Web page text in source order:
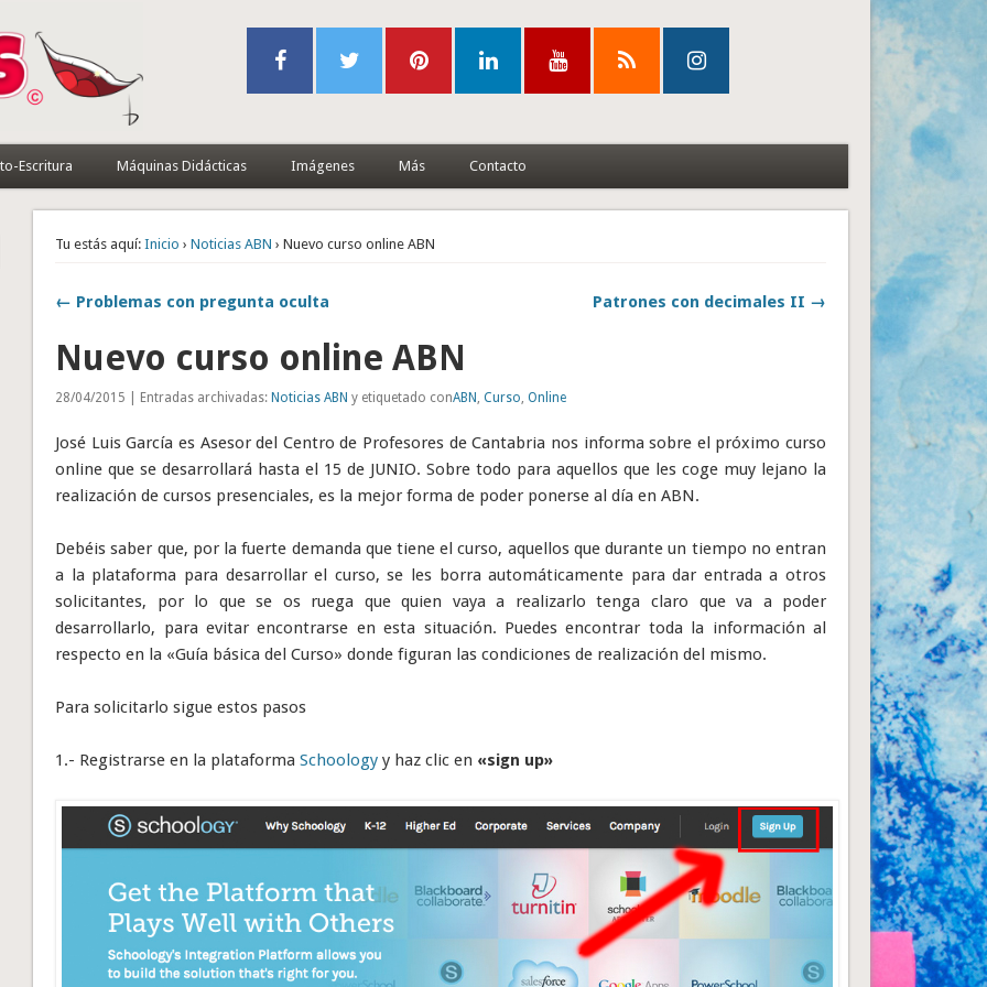
Escritura Máquinas Didácticas Imágenes Más Contacto
Tu estás aquí: Inicio ›Noticias ABN › Nuevo curso online ABN
← Problemas con pregunta oculta Patrones con decimales II →
Nuevo curso online ABN
28/04/2015 | Entradas archivadas:Noticias ABN y etiquetado conABN,Curso,Online
José Luis García es Asesor del Centro de Profesores de Cantabria nos informa sobre el próximo curso
online que se desarrollará hasta el 15 de JUNIO. Sobre todo para aquellos que les coge muy lejano la
realización de cursos presenciales, es la mejor forma de poder ponerse al día en ABN.
Debéis saber que, por la fuerte demanda que tiene el curso, aquellos que durante un tiempo no entran
a la plataforma para desarrollar el curso, se les borra automáticamente para dar entrada a otros
solicitantes, por lo que se os ruega que quien vaya a realizarlo tenga claro que va a poder
desarrollarlo, para evitar encontrarse en esta situación. Puedes encontrar toda la información al
respecto en la «Guía básica del Curso» donde figuran las condiciones de realización del mismo.
Para solicitarlo sigue estos pasos
1.- Registrarse en la plataformaSchoology y haz clic en «sign up»